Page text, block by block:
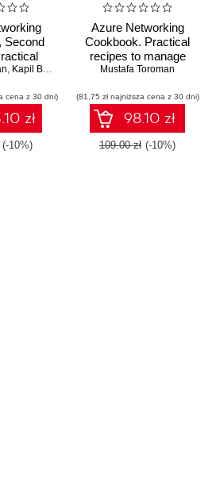
Second
secure
Azure -
, Kapil Bansal Kumar Bansal , Rithin Skaria
cena z 30 dni)
zł
(-10%)
Azure Networking
Cookbook. Practical
recipes to manage
network traffic in Azure,
and secure Azure
resources
Mustafa Toroman
(81,75 zł najniższa cena z 30 dni)
98.10 zł
109.00 zł (-10%)